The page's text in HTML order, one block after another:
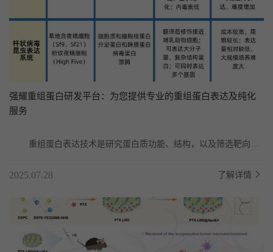
强耀重组蛋白研发平台：为您提供专业的重组蛋白表达及纯化
服务
	重组蛋白表达技术是研究蛋白质功能、结构，以及筛选靶向药
2025.07.28 了解详情